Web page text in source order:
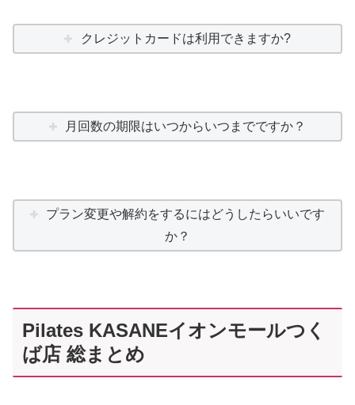
クレジットカードは利用できますか?
月回数の期限はいつからいつまでですか？
プラン変更や解約をするにはどうしたらいいです
か？
Pilates KASANEイオンモールつく
ば店 総まとめ